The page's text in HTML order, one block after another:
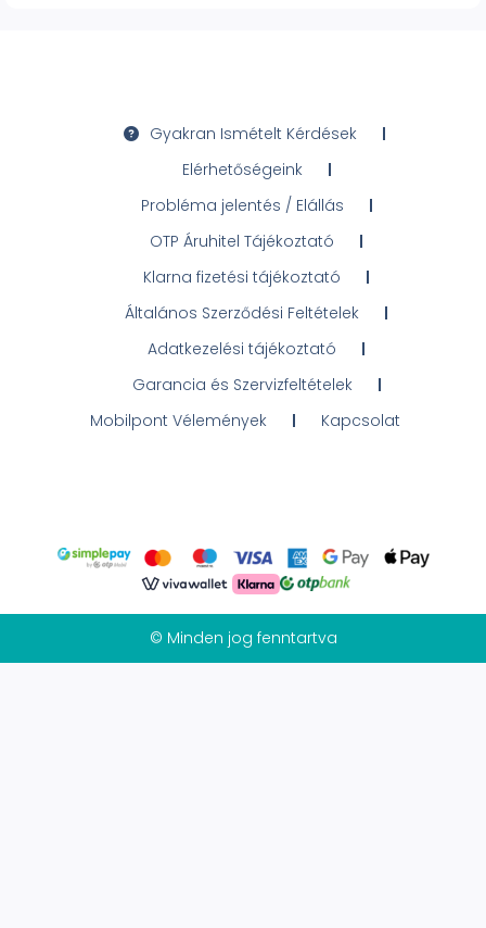
Gyakran Ismételt Kérdések
Elérhetőségeink
Probléma jelentés / Elállás
OTP Áruhitel Tájékoztató
Klarna fizetési tájékoztató
Általános Szerződési Feltételek
Adatkezelési tájékoztató
Garancia és Szervizfeltételek
Mobilpont Vélemények
Kapcsolat
© Minden jog fenntartva